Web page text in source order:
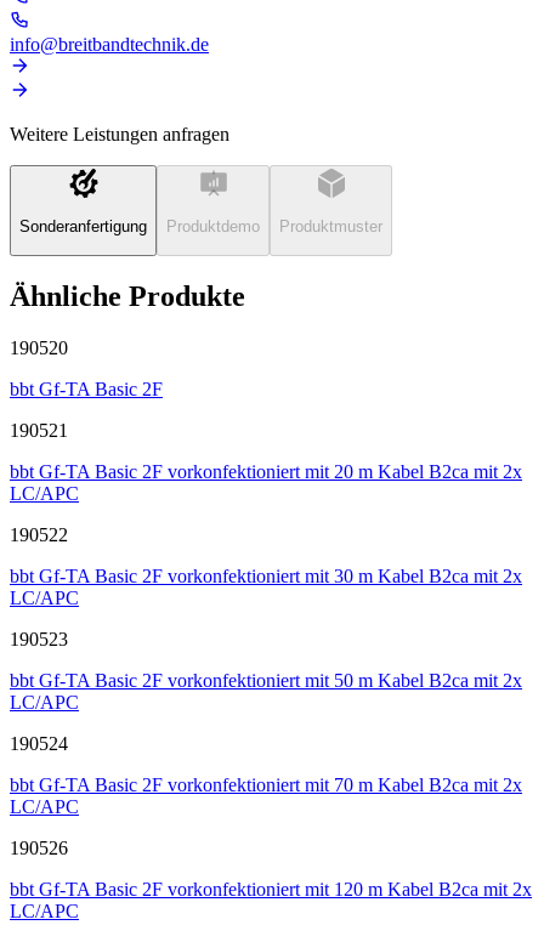
info@breitbandtechnik.de
Weitere Leistungen anfragen
Sonderanfertigung Produktdemo Produktmuster
Ähnliche Produkte
190520
bbt Gf-TA Basic 2F
190521
bbt Gf-TA Basic 2F vorkonfektioniert mit 20 m Kabel B2ca mit 2x
LC/APC
190522
bbt Gf-TA Basic 2F vorkonfektioniert mit 30 m Kabel B2ca mit 2x
LC/APC
190523
bbt Gf-TA Basic 2F vorkonfektioniert mit 50 m Kabel B2ca mit 2x
LC/APC
190524
bbt Gf-TA Basic 2F vorkonfektioniert mit 70 m Kabel B2ca mit 2x
LC/APC
190526
bbt Gf-TA Basic 2F vorkonfektioniert mit 120 m Kabel B2ca mit 2x
LC/APC